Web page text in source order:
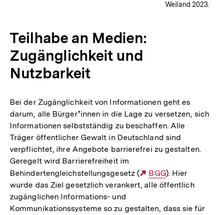
Weiland 2023.
Teilhabe an Medien:
Zugänglichkeit und
Nutzbarkeit
Bei der Zugänglichkeit von Informationen geht es
darum, alle Bürger*innen in die Lage zu versetzen, sich
Informationen selbstständig zu beschaffen. Alle
Träger öffentlicher Gewalt in Deutschland sind
verpflichtet, ihre Angebote barrierefrei zu gestalten.
Geregelt wird Barrierefreiheit im
Behindertengleichstellungsgesetz (
Externer
Link:
BGG). Hier
wurde das Ziel gesetzlich verankert, alle öffentlich
zugänglichen Informations- und
Kommunikationssysteme so zu gestalten, dass sie für